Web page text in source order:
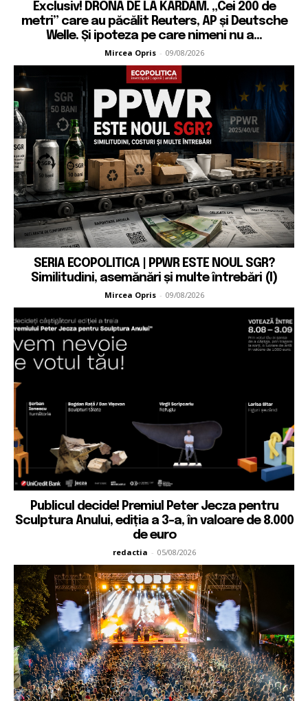
Exclusiv! DRONA DE LA KARDAM. „Cei 200 de
metri” care au păcălit Reuters, AP și Deutsche
Welle. Și ipoteza pe care nimeni nu a...
Mircea Opris - 09/08/2026
SERIA ECOPOLITICA | PPWR ESTE NOUL SGR?
Similitudini, asemănări și multe întrebări (I)
Mircea Opris - 09/08/2026
Publicul decide! Premiul Peter Jecza pentru
Sculptura Anului, ediția a 3-a, în valoare de 8.000
de euro
redactia - 05/08/2026